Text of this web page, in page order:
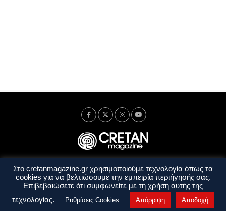
Ταυτότητα Πολιτική Απορρήτου
Όροι Χρήσης
Όροι και Προϋποθέσεις
Στο cretanmagazine.gr χρησιμοποιούμε τεχνολογία όπως τα
cookies για να βελτιώσουμε την εμπειρία περιήγησής σας.
Επιβεβαιώσετε ότι συμφωνείτε με τη χρήση αυτής της
τεχνολογίας.
Ρυθμίσεις Cookies Απόρριψη Αποδοχή